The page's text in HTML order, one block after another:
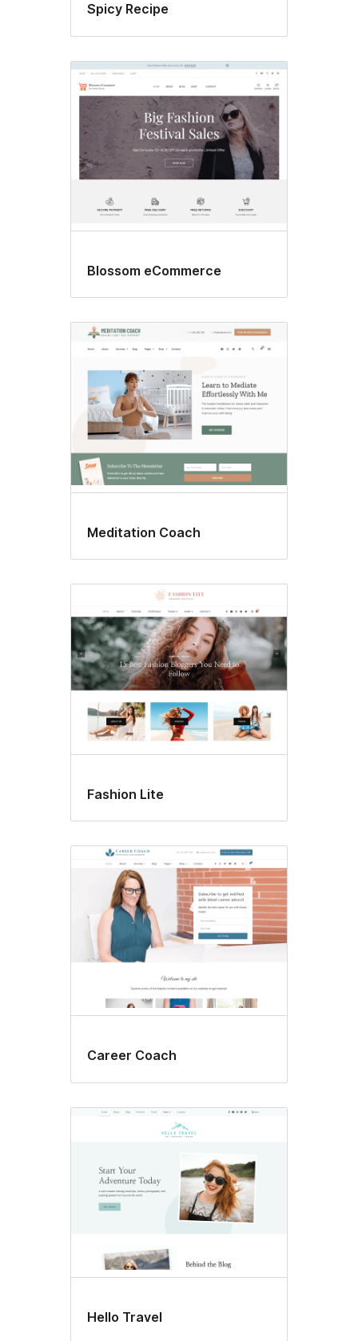
Spicy Recipe
Blossom eCommerce
Meditation Coach
Fashion Lite
Career Coach
Hello Travel